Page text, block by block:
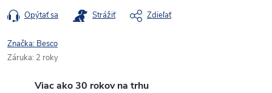
Opýtať sa Strážiť Zdieľať
Značka: Besco
Záruka: 2 roky
Viac ako 30 rokov na trhu